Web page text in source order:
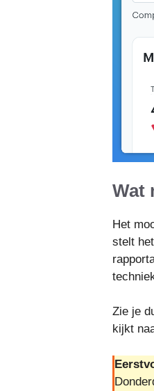
Wat
Het
stelt
Zie je
kijkt